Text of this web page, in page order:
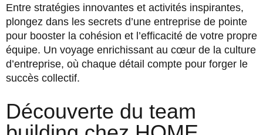
Entre stratégies innovantes et activités inspirantes,
plongez dans les secrets d’une entreprise de pointe
pour booster la cohésion et l’efficacité de votre propre
équipe. Un voyage enrichissant au cœur de la culture
d’entreprise, où chaque détail compte pour forger le
succès collectif.
Découverte du team